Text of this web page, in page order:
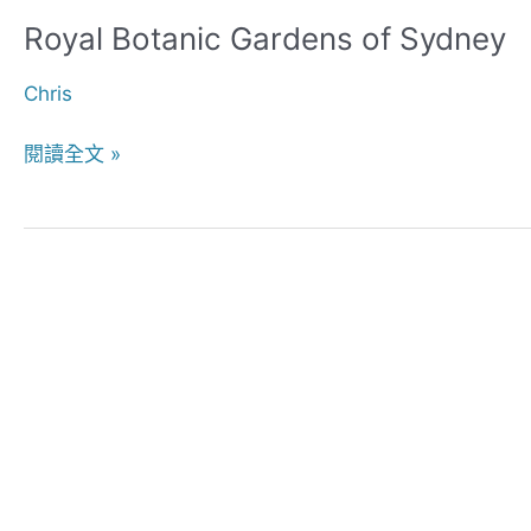
Royal Botanic Gardens of Sydney
Chris
Royal
Gardens
Sydney
閱讀全文 »